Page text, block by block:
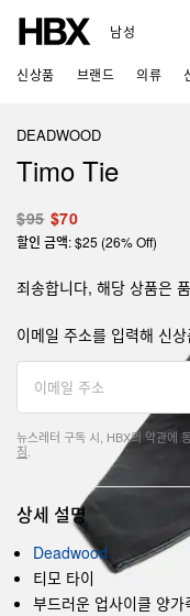
남성
신상품 브랜드 의류
DEADWOOD
Timo Tie
$95 $70
할인 금액: $25 (26% Off)
죄송합니다, 해당 상품은
이메일 주소를 입력해 신
뉴스레터 구독 시, HBX의 약관에
침
상세 설명
Deadwood
티모 타이
부드러운 업사이클 양가